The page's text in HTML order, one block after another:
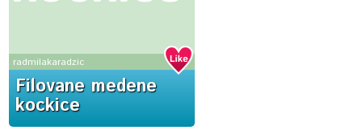
radmilakaradzic
Filovane medene
kockice